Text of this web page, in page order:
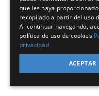
que les haya
recopilado a partir del uso
Al continuar navegando,
política de uso de cookies
privacidad
ACEPTAR